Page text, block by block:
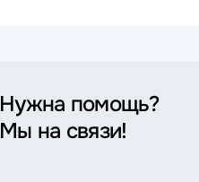
Нужна помощь?
Мы на связи!